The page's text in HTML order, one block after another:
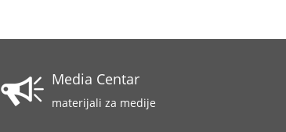
Media Centar
materijali za medije